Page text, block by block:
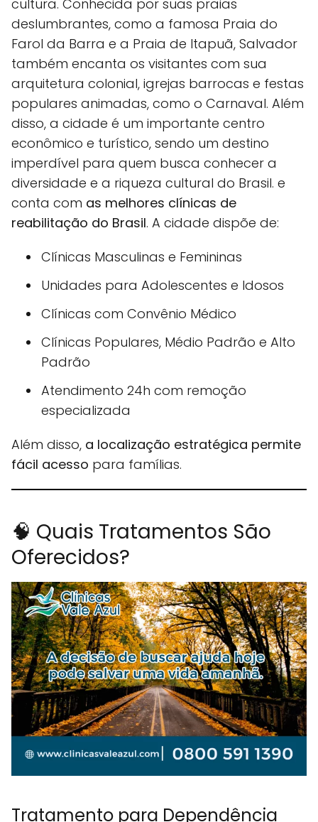
cultura. Conhecida por suas praias
deslumbrantes, como a famosa Praia do
Farol da Barra e a Praia de Itapuã, Salvador
também encanta os visitantes com sua
arquitetura colonial, igrejas barrocas e festas
populares animadas, como o Carnaval. Além
disso, a cidade é um importante centro
econômico e turístico, sendo um destino
imperdível para quem busca conhecer a
diversidade e a riqueza cultural do Brasil. e
conta com as melhores clínicas de
reabilitação do Brasil. A cidade dispõe de:
Clínicas Masculinas e Femininas
Unidades para Adolescentes e Idosos
Clínicas com Convênio Médico
Clínicas Populares, Médio Padrão e Alto
Padrão
Atendimento 24h com remoção
especializada
Além disso, a localização estratégica permite
fácil acesso para famílias.
🧠 Quais Tratamentos São
Oferecidos?
Tratamento para Dependência